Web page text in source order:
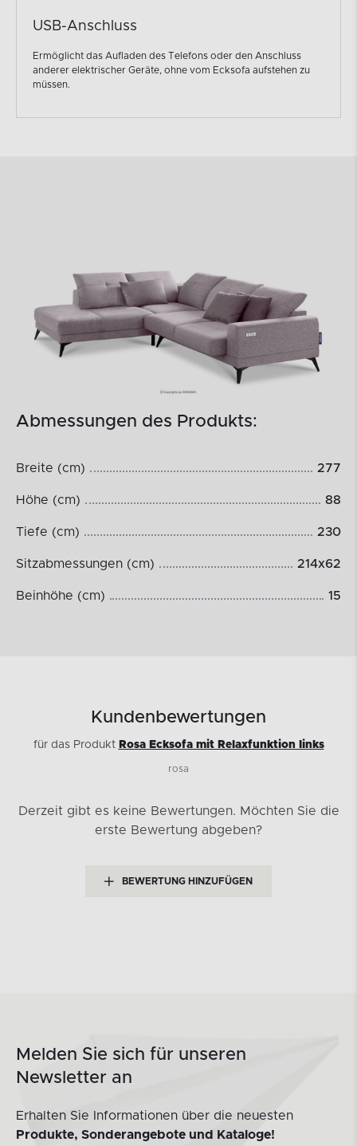
USB-Anschluss
Ermöglicht das Aufladen des Telefons oder den Anschluss
anderer elektrischer Geräte, ohne vom Ecksofa aufstehen zu
müssen.
Abmessungen des Produkts:
Breite (cm) 277
Höhe (cm) 88
Tiefe (cm) 230
Sitzabmessungen (cm) 214x62
Beinhöhe (cm) 15
Kundenbewertungen
für das Produkt Rosa Ecksofa mit Relaxfunktion links
rosa
Derzeit gibt es keine Bewertungen. Möchten Sie die
erste Bewertung abgeben?
BEWERTUNG HINZUFÜGEN
Melden Sie sich für unseren
Newsletter an
Erhalten Sie Informationen über die neuesten
Produkte, Sonderangebote und Kataloge!